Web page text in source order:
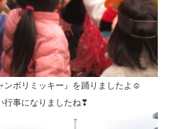
ンボリミッキー』を踊りましたよ☺
行事になりましたね❣